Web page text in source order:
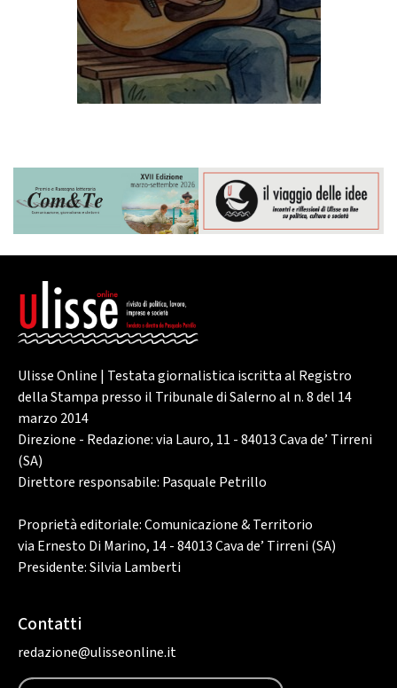
Ulisse Online | Testata giornalistica iscritta al Registro
della Stampa presso il Tribunale di Salerno al n. 8 del 14
marzo 2014
Direzione - Redazione: via Lauro, 11 - 84013 Cava de’ Tirreni
(SA)
Direttore responsabile: Pasquale Petrillo
Proprietà editoriale: Comunicazione & Territorio
via Ernesto Di Marino, 14 - 84013 Cava de’ Tirreni (SA)
Presidente: Silvia Lamberti
Contatti
redazione@ulisseonline.it